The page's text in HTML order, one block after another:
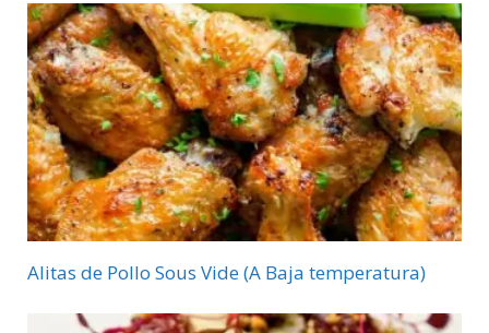
Alitas de Pollo Sous Vide (A Baja temperatura)